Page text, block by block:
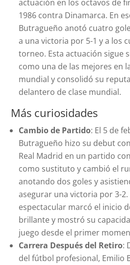
actuación en los octavos de
1986 contra Dinamarca. En
Butragueño anotó cuatro
a una victoria por 5-1 y a los
torneo. Esta actuación sigue
como una de las mejores en
mundial y consolidó su
delantero de clase mundial.
Más curiosidades
Cambio de Partido: El 5 de
Butragueño hizo su debut
Real Madrid en un partido
como sustituto y cambió el
anotando dos goles y
asegurar una victoria por 3-
espectacular marcó el inicio
brillante y mostró su
juego desde el primer
Carrera Después del Retiro:
del fútbol profesional, Emilio